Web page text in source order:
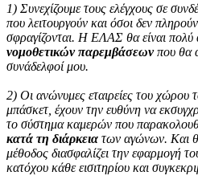
1) Συνεχίζουμε τους ελέγχους σε
που λειτουργούν και όσοι δεν
σφραγίζονται. Η ΕΛΑΣ θα είναι πολύ
νομοθετικών παρεμβάσεωνπου θα
συνάδελφοί μου.
2) Οι ανώνυμες εταιρείες του χώρου
μπάσκετ, έχουν την ευθύνη να
το σύστημα καμερών που
κατά τη διάρκεια των αγώνων. Και
μέθοδος διασφαλίζει την εφαρμογή
κατόχου κάθε εισιτηρίου και